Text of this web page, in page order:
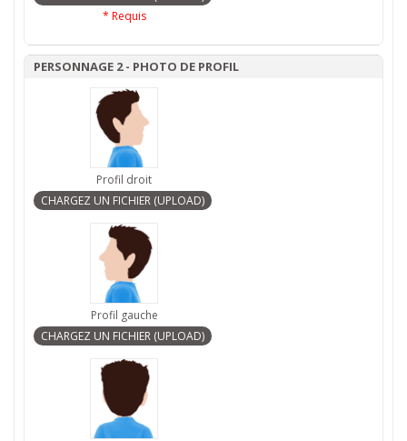
* Requis
PERSONNAGE 2 - PHOTO DE PROFIL
Profil droit
Profil gauche